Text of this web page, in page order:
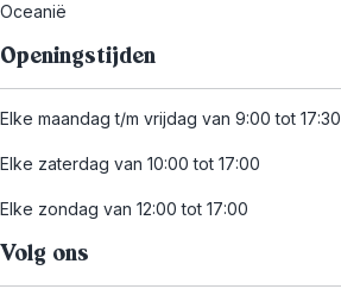
Oceanië
Openingstijden
Elke maandag t/m vrijdag van 9:00 tot 17:30
Elke zaterdag van 10:00 tot 17:00
Elke zondag van 12:00 tot 17:00
Volg ons